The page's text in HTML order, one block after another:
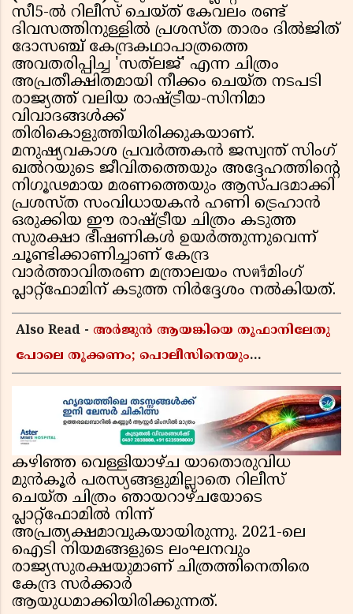
സീ5-ൽ റിലീസ് ചെയ്ത് കേവലം രണ്ട്
ദിവസത്തിനുള്ളിൽ പ്രശസ്ത താരം ദിൽജിത്
ദോസഞ്ച് കേന്ദ്രകഥാപാത്രത്തെ
അവതരിപ്പിച്ച 'സത്‌ലജ്' എന്ന ചിത്രം
അപ്രതീക്ഷിതമായി നീക്കം ചെയ്ത നടപടി
രാജ്യത്ത് വലിയ രാഷ്ട്രീയ-സിനിമാ
വിവാദങ്ങൾക്ക്
തിരികൊളുത്തിയിരിക്കുകയാണ്.
മനുഷ്യവകാശ പ്രവർത്തകൻ ജസ്വന്ത് സിംഗ്
ഖൽറയുടെ ജീവിതത്തെയും അദ്ദേഹത്തിന്റെ
നിഗൂഢമായ മരണത്തെയും ആസ്പദമാക്കി
പ്രശസ്ത സംവിധായകൻ ഹണി ട്രെഹാൻ
ഒരുക്കിയ ഈ രാഷ്ട്രീയ ചിത്രം കടുത്ത
സുരക്ഷാ ഭീഷണികൾ ഉയർത്തുന്നുവെന്ന്
ചൂണ്ടിക്കാണിച്ചാണ് കേന്ദ്ര
വാർത്താവിതരണ മന്ത്രാലയം സตรีമിംഗ്
പ്ലാറ്റ്‌ഫോമിന് കടുത്ത നിർദ്ദേശം നൽകിയത്.
Also Read - അർജുൻ ആയങ്കിയെ തൂഫാനിലേതു
പോലെ തൂക്കണം; പൊലീസിനെയും
ജയരാജൻ
കഴിഞ്ഞ വെള്ളിയാഴ്ച യാതൊരുവിധ
മുൻകൂർ പരസ്യങ്ങളുമില്ലാതെ റിലീസ്
ചെയ്ത ചിത്രം ഞായറാഴ്ചയോടെ
പ്ലാറ്റ്‌ഫോമിൽ നിന്ന്
അപ്രത്യക്ഷമാവുകയായിരുന്നു. 2021-ലെ
ഐടി നിയമങ്ങളുടെ ലംഘനവും
രാജ്യസുരക്ഷയുമാണ് ചിത്രത്തിനെതിരെ
കേന്ദ്ര സർക്കാർ
ആയുധമാക്കിയിരിക്കുന്നത്.